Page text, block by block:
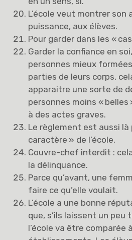
L’école veut montrer son
puissance, aux élèves.
Pour garder dans les «
Garder la confiance en
personnes mieux
parties de leurs corps,
apparaitre une sorte de
personnes moins «
à des actes graves.
Le règlement est aussi là
caractère » de l’école.
Couvre-chef interdit :
la délinquance.
Parce qu’avant, une
faire ce qu’elle voulait.
L’école a une bonne
que, s’ils laissent un peu
l’école va être comparée